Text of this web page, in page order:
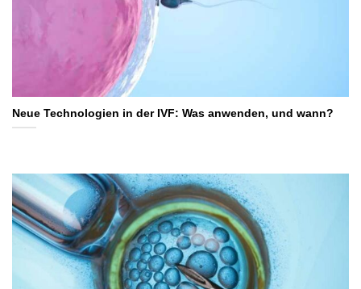
Neue Technologien in der IVF: Was anwenden, und wann?